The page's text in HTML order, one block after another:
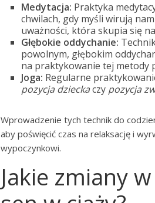
Medytacja: Praktyka
chwilach, gdy myśli wirują
uważności, która skupia się
Głębokie oddychanie:
powolnym, głębokim
na praktykowanie tej metody
Joga: Regularne
pozycja dzieckaczy pozycja
Wprowadzenie tych technik do
aby poświęcić czas na relaksację i
wypoczynkowi.
Jakie zmiany